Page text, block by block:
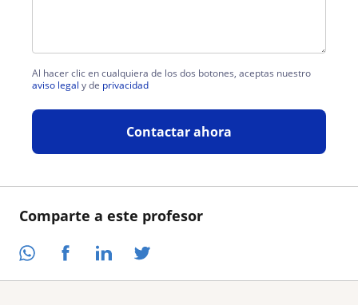
Comparte a este profesor
Al hacer clic en cualquiera de los dos botones, aceptas nuestro
aviso legal y de privacidad
Contactar ahora